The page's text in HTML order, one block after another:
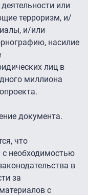
или
терроризм, и/
и/или
насилие
лиц в
миллиона
документа.
что
с необходимостью
в
за
с